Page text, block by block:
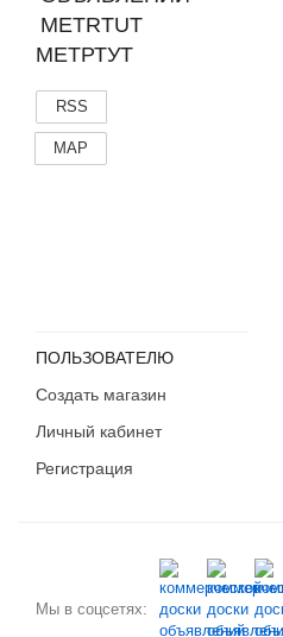
МЕТРТУТ
RSS
MAP
ПОЛЬЗОВАТЕЛЮ
Создать магазин
Личный кабинет
Регистрация
Мы в соцсетях: